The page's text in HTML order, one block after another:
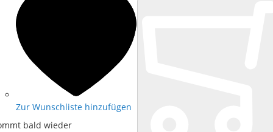
Zur Wunschliste hinzufügen
bald wieder